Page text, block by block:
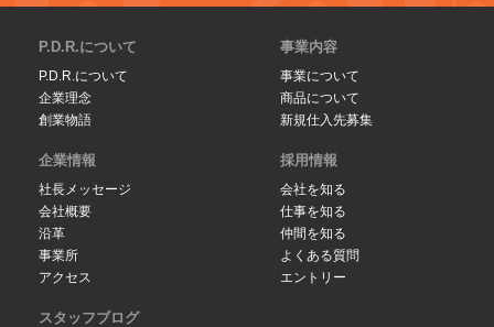
P.D.R.について
P.D.R.について
企業理念
創業物語
事業内容
事業について
商品について
新規仕入先募集
企業情報
社長メッセージ
会社概要
沿革
事業所
アクセス
採用情報
会社を知る
仕事を知る
仲間を知る
よくある質問
エントリー
スタッフブログ